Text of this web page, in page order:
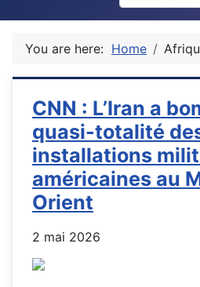
You are here: Home
CNN : L’Iran a
quasi-totalité
installations
américaines au
Orient
2 mai 2026